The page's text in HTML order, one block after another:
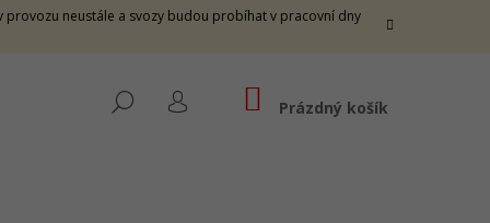
v provozu neustále a svozy budou probíhat v pracovní dny
HLEDAT
PŘIHLÁŠENÍ
NÁKUPNÍ
KOŠÍK
Prázdný košík